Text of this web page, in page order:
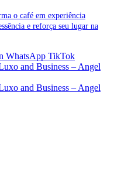
o café em experiência
e reforça seu lugar na
WhatsApp TikTok